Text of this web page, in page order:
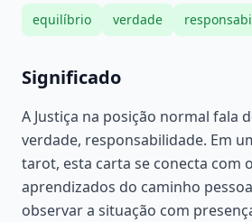
equilíbrio verdade
Significado
A Justiça na posição normal fala
verdade, responsabilidade. Em
tarot, esta carta se conecta com
aprendizados do caminho
observar a situação com